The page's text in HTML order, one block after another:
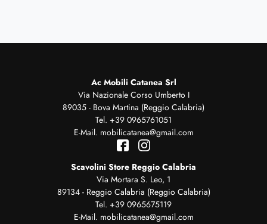
Ac Mobili Catanea Srl
Via Nazionale Corso Umberto I
89035 - Bova Martina (Reggio Calabria)
Tel. +39 0965761051
E-Mail. mobilicatanea@gmail.com
Scavolini Store Reggio Calabria
Via Mortara S. Leo, 1
89134 - Reggio Calabria (Reggio Calabria)
Tel. +39 0965675119
E-Mail. mobilicatanea@gmail.com